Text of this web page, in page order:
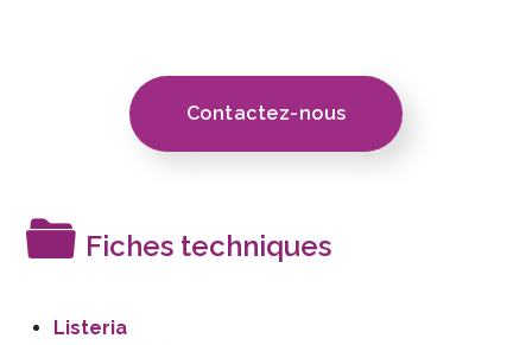
Contactez-nous
Fiches techniques
Listeria